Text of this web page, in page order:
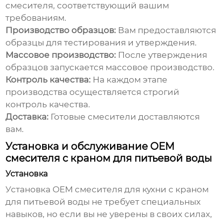
смесителя, соответствующий вашим
требованиям.
Производство образцов: Вам предоставляются
образцы для тестирования и утверждения.
Массовое производство: После утверждения
образцов запускается массовое производство.
Контроль качества: На каждом этапе
производства осуществляется строгий
контроль качества.
Доставка: Готовые смесители доставляются
вам.
Установка и обслуживание OEM
смесителя с краном для питьевой воды
Установка
Установка OEM смесителя для кухни с краном
для питьевой воды не требует специальных
навыков, но если вы не уверены в своих силах,